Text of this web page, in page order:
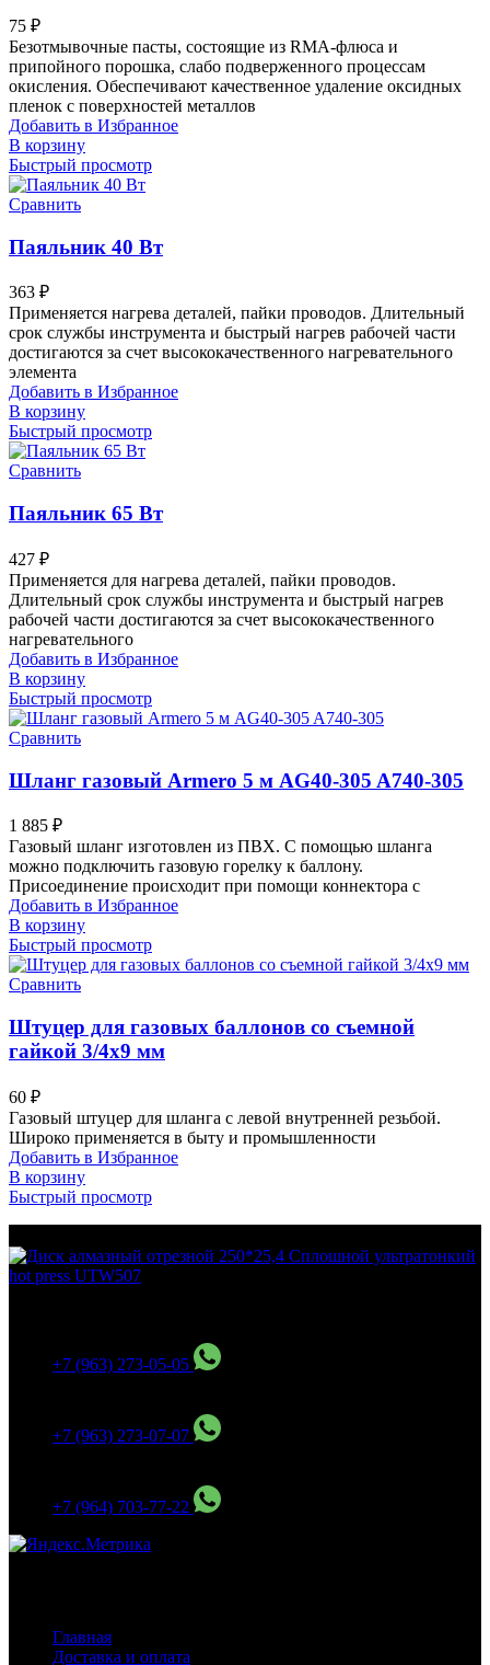
75 ₽
Безотмывочные пасты, состоящие из RMA-флюса и
припойного порошка, слабо подверженного процессам
окисления. Обеспечивают качественное удаление оксидных
пленок с поверхностей металлов
Добавить в Избранное
В корзину
Быстрый просмотр
Сравнить
Паяльник 40 Вт
363 ₽
Применяется нагрева деталей, пайки проводов. Длительный
срок службы инструмента и быстрый нагрев рабочей части
достигаются за счет высококачественного нагревательного
элемента
Добавить в Избранное
В корзину
Быстрый просмотр
Сравнить
Паяльник 65 Вт
427 ₽
Применяется для нагрева деталей, пайки проводов.
Длительный срок службы инструмента и быстрый нагрев
рабочей части достигаются за счет высококачественного
нагревательного
Добавить в Избранное
В корзину
Быстрый просмотр
Сравнить
Шланг газовый Armero 5 м AG40-305 A740-305
1 885 ₽
Газовый шланг изготовлен из ПВХ. С помощью шланга
можно подключить газовую горелку к баллону.
Присоединение происходит при помощи коннектора с
Добавить в Избранное
В корзину
Быстрый просмотр
Сравнить
Штуцер для газовых баллонов со съемной
гайкой 3/4х9 мм
60 ₽
Газовый штуцер для шланга с левой внутренней резьбой.
Широко применяется в быту и промышленности
Добавить в Избранное
В корзину
Быстрый просмотр
+7 (963) 273-05-05
+7 (963) 273-07-07
+7 (964) 703-77-22
Главная
Доставка и оплата